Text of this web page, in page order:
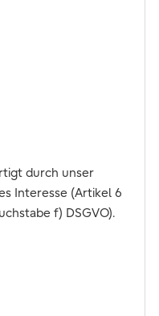
durch unser
Interesse (Artikel 6
f) DSGVO).